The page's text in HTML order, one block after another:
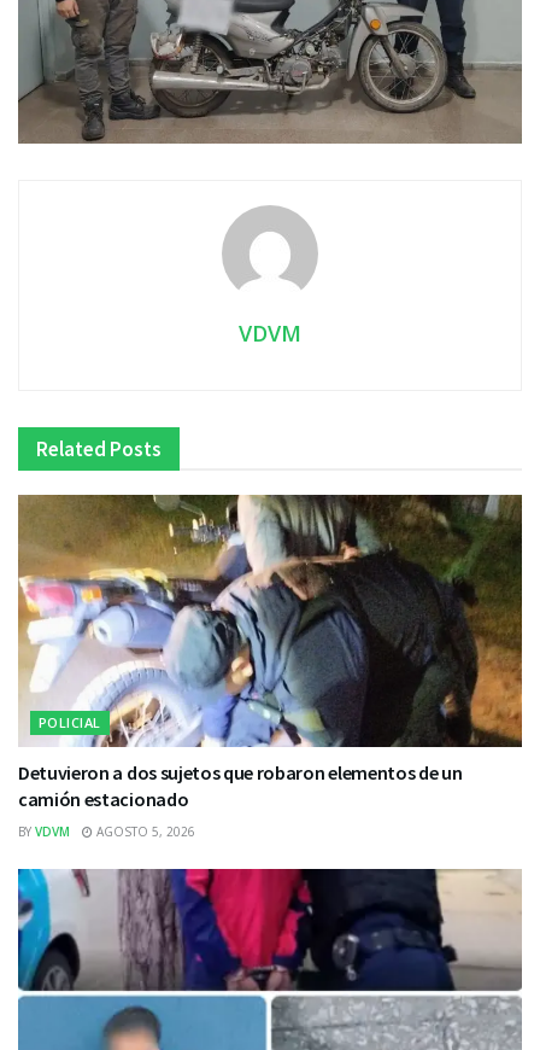
VDVM
Related Posts
POLICIAL
Detuvieron a dos sujetos que robaron elementos de un
camión estacionado
BY VDVM AGOSTO 5, 2026